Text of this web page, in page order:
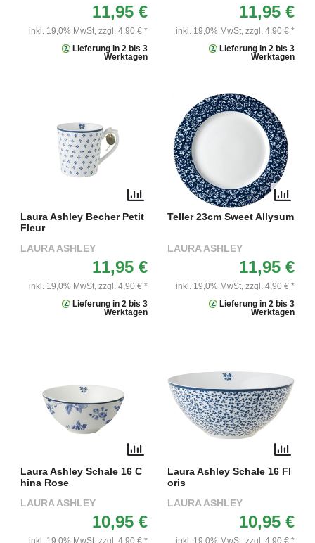
11,95 €
inkl. 19,0% MwSt, zzgl. 4,90 € *
Lieferung in 2 bis 3
Werktagen
11,95 €
inkl. 19,0% MwSt, zzgl. 4,90 € *
Lieferung in 2 bis 3
Werktagen
Laura Ashley Becher Petit
Fleur
LAURA ASHLEY
11,95 €
inkl. 19,0% MwSt, zzgl. 4,90 € *
Lieferung in 2 bis 3
Werktagen
Teller 23cm Sweet Allysum
LAURA ASHLEY
11,95 €
inkl. 19,0% MwSt, zzgl. 4,90 € *
Lieferung in 2 bis 3
Werktagen
Laura Ashley Schale 16 C
hina Rose
LAURA ASHLEY
10,95 €
Laura Ashley Schale 16 Fl
oris
LAURA ASHLEY
10,95 €